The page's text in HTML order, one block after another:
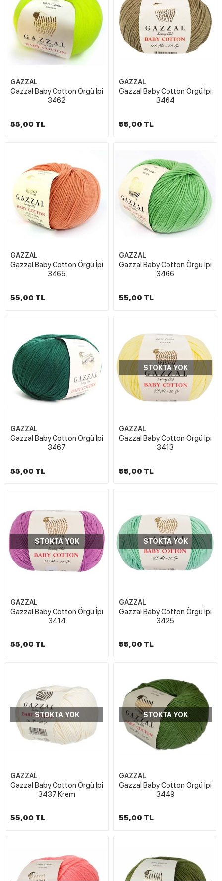
GAZZAL
Gazzal Baby Cotton Örgü İpi
3462
55,00 TL
GAZZAL
Gazzal Baby Cotton Örgü İpi
3464
55,00 TL
GAZZAL
Gazzal Baby Cotton Örgü İpi
3465
55,00 TL
GAZZAL
Gazzal Baby Cotton Örgü İpi
3466
55,00 TL
GAZZAL
Gazzal Baby Cotton Örgü İpi
3467
55,00 TL
STOKTA YOK
GAZZAL
Gazzal Baby Cotton Örgü İpi
3413
55,00 TL
STOKTA YOK
GAZZAL
Gazzal Baby Cotton Örgü İpi
3414
55,00 TL
STOKTA YOK
GAZZAL
Gazzal Baby Cotton Örgü İpi
3425
55,00 TL
STOKTA YOK
GAZZAL
Gazzal Baby Cotton Örgü İpi
3437 Krem
55,00 TL
STOKTA YOK
GAZZAL
Gazzal Baby Cotton Örgü İpi
3449
55,00 TL